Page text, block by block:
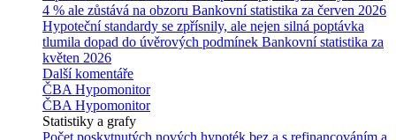
4 % ale zůstává na obzoru Bankovní statistika za červen 2026
Hypoteční standardy se zpřísnily, ale nejen silná poptávka
tlumila dopad do úvěrových podmínek Bankovní statistika za
květen 2026
Další komentáře
ČBA Hypomonitor
ČBA Hypomonitor
Statistiky a grafy
Počet poskytnutých nových hypoték bez a s refinancováním a